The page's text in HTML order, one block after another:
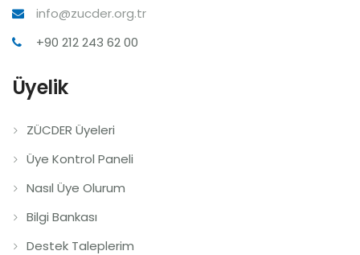
info@zucder.org.tr
+90 212 243 62 00
Üyelik
ZÜCDER Üyeleri
Üye Kontrol Paneli
Nasıl Üye Olurum
Bilgi Bankası
Destek Taleplerim